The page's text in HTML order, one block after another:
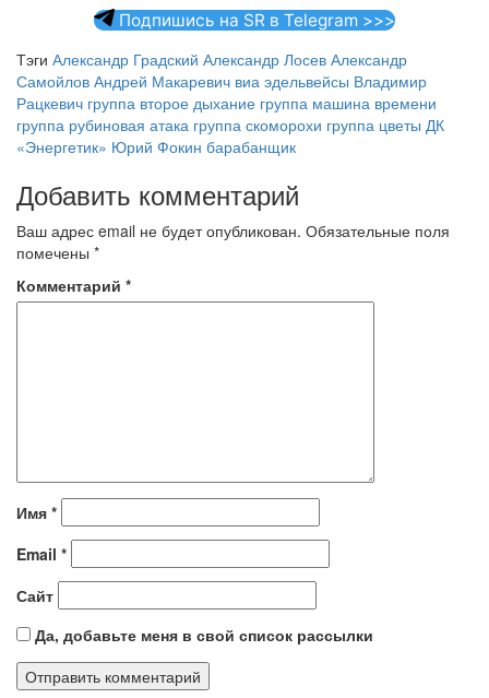
Подпишись на SR в Telegram >>>
Тэги Александр Градский Александр Лосев Александр
Самойлов Андрей Макаревич виа эдельвейсы Владимир
Рацкевич группа второе дыхание группа машина времени
группа рубиновая атака группа скоморохи группа цветы ДК
«Энергетик» Юрий Фокин барабанщик
Добавить комментарий
Ваш адрес email не будет опубликован. Обязательные поля
помечены *
Комментарий *
Имя *
Email *
Сайт
Да, добавьте меня в свой список рассылки